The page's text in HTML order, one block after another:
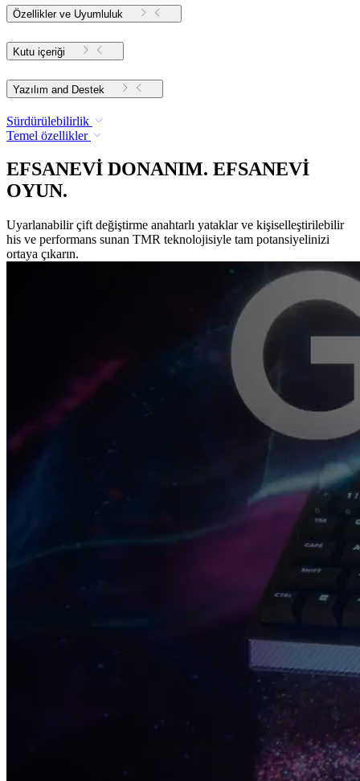
Özellikler ve Uyumluluk
Kutu içeriği
Yazılım and Destek
Sürdürülebilirlik
Temel özellikler
EFSANEVİ DONANIM. EFSANEVİ
OYUN.
Uyarlanabilir çift değiştirme anahtarlı yataklar ve kişiselleştirilebilir
his ve performans sunan TMR teknolojisiyle tam potansiyelinizi
ortaya çıkarın.